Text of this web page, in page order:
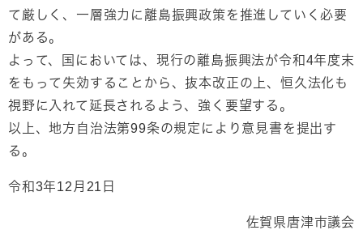
て厳しく、一層強力に離島振興政策を推進していく必要
がある。
よって、国においては、現行の離島振興法が令和4年度末
をもって失効することから、抜本改正の上、恒久法化も
視野に入れて延長されるよう、強く要望する。
以上、地方自治法第99条の規定により意見書を提出す
る。
令和3年12月21日
佐賀県唐津市議会